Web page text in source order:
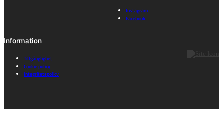
Instagram
Facebook
Information
Tillgänglighet
Cookie policy
Integritetspolicy